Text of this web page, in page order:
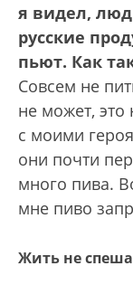
я видел,
русские
пьют. Как
Совсем не
не может, это
с моими
они почти
много пива.
мне пиво
Жить не спеша